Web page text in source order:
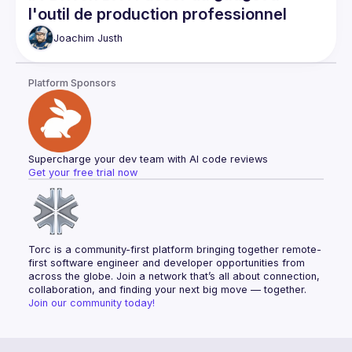
CI automatic improvements
Refactoring
Nullables
Unit testing
Database migration patterns
Database cleanup
Database optimization
Knowledge documents
Code coverage
Bug mitigation
Feature development
l'outil de production professionnel
Joachim Justh
Platform Sponsors
Supercharge your dev team with AI code reviews
Get your free trial now
Torc is a community-first platform bringing together remote-
first software engineer and developer opportunities from
across the globe. Join a network that’s all about connection,
collaboration, and finding your next big move — together.
Join our community today!